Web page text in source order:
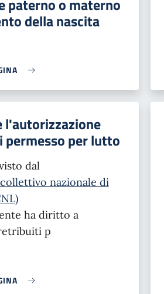
paterno o materno
della nascita
l'autorizzazione
permesso per lutto
dal
nazionale di
ha diritto a
p